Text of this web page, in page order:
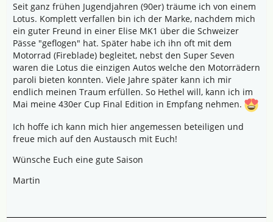
Seit ganz frühen Jugendjahren (90er) träume ich von einem
Lotus. Komplett verfallen bin ich der Marke, nachdem mich
ein guter Freund in einer Elise MK1 über die Schweizer
Pässe "geflogen" hat. Später habe ich ihn oft mit dem
Motorrad (Fireblade) begleitet, nebst den Super Seven
waren die Lotus die einzigen Autos welche den Motorrädern
paroli bieten konnten. Viele Jahre später kann ich mir
endlich meinen Traum erfüllen. So Hethel will, kann ich im
Mai meine 430er Cup Final Edition in Empfang nehmen.
Ich hoffe ich kann mich hier angemessen beteiligen und
freue mich auf den Austausch mit Euch!
Wünsche Euch eine gute Saison
Martin